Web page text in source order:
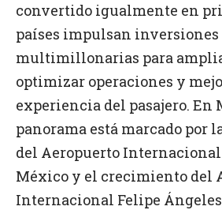
convertido igualmente en
países impulsan inversiones
multimillonarias para
optimizar operaciones y
experiencia del pasajero. En
panorama está marcado por
del Aeropuerto Internacional
México y el crecimiento del
Internacional Felipe